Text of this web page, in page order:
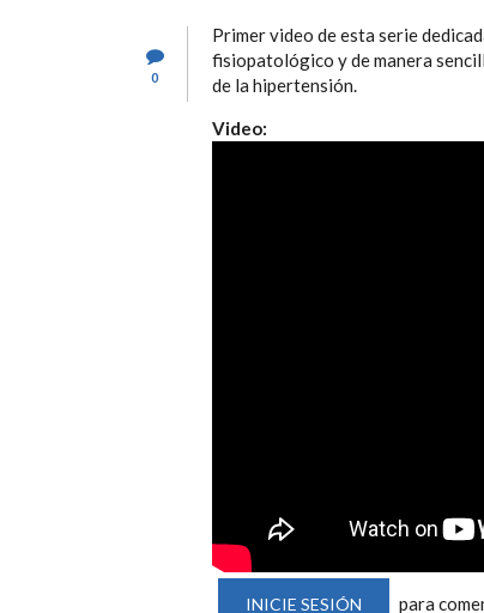
0
Primer video de esta serie
fisiopatológico y de manera
de la hipertensión.
Video:
INICIE SESIÓN para